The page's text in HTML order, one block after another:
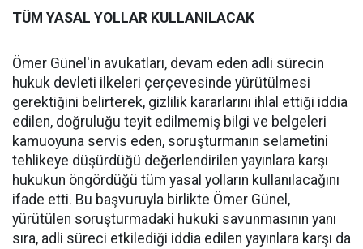
TÜM YASAL YOLLAR KULLANILACAK
Ömer Günel'in avukatları, devam eden adli sürecin
hukuk devleti ilkeleri çerçevesinde yürütülmesi
gerektiğini belirterek, gizlilik kararlarını ihlal ettiği iddia
edilen, doğruluğu teyit edilmemiş bilgi ve belgeleri
kamuoyuna servis eden, soruşturmanın selametini
tehlikeye düşürdüğü değerlendirilen yayınlara karşı
hukukun öngördüğü tüm yasal yolların kullanılacağını
ifade etti. Bu başvuruyla birlikte Ömer Günel,
yürütülen soruşturmadaki hukuki savunmasının yanı
sıra, adli süreci etkilediği iddia edilen yayınlara karşı da